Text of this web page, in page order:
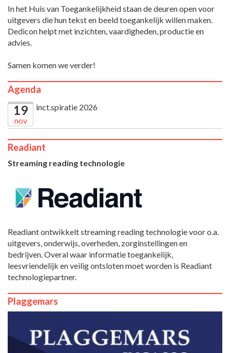
In het Huis van Toegankelijkheid staan de deuren open voor
uitgevers die hun tekst en beeld toegankelijk willen maken.
Dedicon helpt met inzichten, vaardigheden, productie en
advies.
Samen komen we verder!
Agenda
19
nov
inct.spiratie 2026
Readiant
Streaming reading technologie
Readiant ontwikkelt streaming reading technologie voor o.a.
uitgevers, onderwijs, overheden, zorginstellingen en
bedrijven. Overal waar informatie toegankelijk,
leesvriendelijk en veilig ontsloten moet worden is Readiant
technologiepartner.
Plaggemars